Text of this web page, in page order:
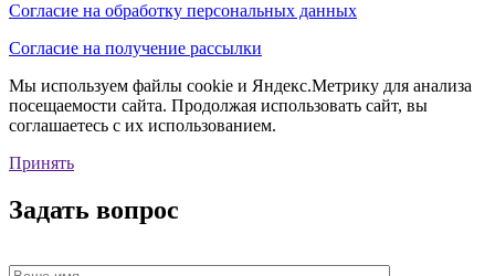
Согласие на обработку персональных данных
Согласие на получение рассылки
Мы используем файлы cookie и Яндекс.Метрику для анализа
посещаемости сайта. Продолжая использовать сайт, вы
соглашаетесь с их использованием.
Принять
Задать вопрос